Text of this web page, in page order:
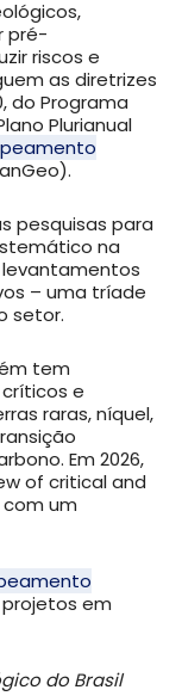
pré-
riscos e
as diretrizes
do Programa
Plurianual
pesquisas para
na
levantamentos
– uma tríade
setor.
tem
e
raras, níquel,
Em 2026,
of critical and
um
em
do Brasil